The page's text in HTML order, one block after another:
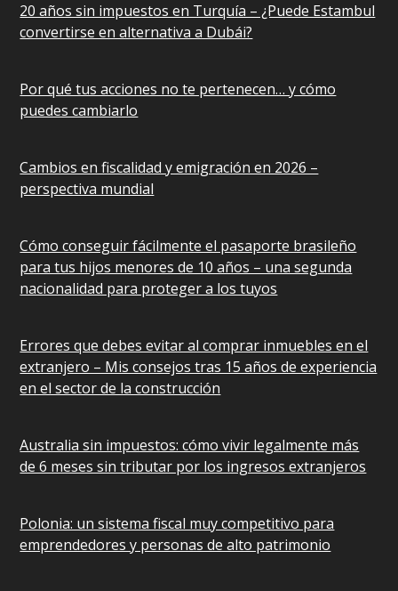
20 años sin impuestos en Turquía – ¿Puede Estambul
convertirse en alternativa a Dubái?
Por qué tus acciones no te pertenecen… y cómo
puedes cambiarlo
Cambios en fiscalidad y emigración en 2026 –
perspectiva mundial
Cómo conseguir fácilmente el pasaporte brasileño
para tus hijos menores de 10 años – una segunda
nacionalidad para proteger a los tuyos
Errores que debes evitar al comprar inmuebles en el
extranjero – Mis consejos tras 15 años de experiencia
en el sector de la construcción
Australia sin impuestos: cómo vivir legalmente más
de 6 meses sin tributar por los ingresos extranjeros
Polonia: un sistema fiscal muy competitivo para
emprendedores y personas de alto patrimonio